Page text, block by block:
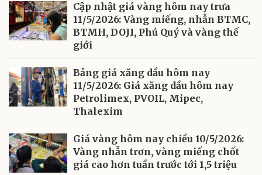
Cập nhật giá vàng hôm nay trưa
11/5/2026: Vàng miếng, nhẫn BTMC,
BTMH, DOJI, Phú Quý và vàng thế
giới
Bảng giá xăng dầu hôm nay
11/5/2026: Giá xăng dầu hôm nay
Petrolimex, PVOIL, Mipec,
Thalexim
Giá vàng hôm nay chiều 10/5/2026:
Vàng nhẫn trơn, vàng miếng chốt
giá cao hơn tuần trước tới 1,5 triệu